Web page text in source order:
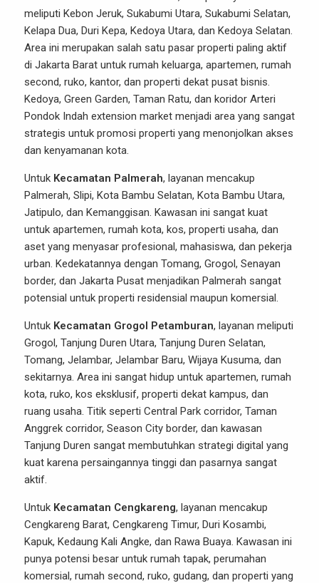
meliputi Kebon Jeruk, Sukabumi Utara, Sukabumi Selatan,
Kelapa Dua, Duri Kepa, Kedoya Utara, dan Kedoya Selatan.
Area ini merupakan salah satu pasar properti paling aktif
di Jakarta Barat untuk rumah keluarga, apartemen, rumah
second, ruko, kantor, dan properti dekat pusat bisnis.
Kedoya, Green Garden, Taman Ratu, dan koridor Arteri
Pondok Indah extension market menjadi area yang sangat
strategis untuk promosi properti yang menonjolkan akses
dan kenyamanan kota.
Untuk Kecamatan Palmerah, layanan mencakup
Palmerah, Slipi, Kota Bambu Selatan, Kota Bambu Utara,
Jatipulo, dan Kemanggisan. Kawasan ini sangat kuat
untuk apartemen, rumah kota, kos, properti usaha, dan
aset yang menyasar profesional, mahasiswa, dan pekerja
urban. Kedekatannya dengan Tomang, Grogol, Senayan
border, dan Jakarta Pusat menjadikan Palmerah sangat
potensial untuk properti residensial maupun komersial.
Untuk Kecamatan Grogol Petamburan, layanan meliputi
Grogol, Tanjung Duren Utara, Tanjung Duren Selatan,
Tomang, Jelambar, Jelambar Baru, Wijaya Kusuma, dan
sekitarnya. Area ini sangat hidup untuk apartemen, rumah
kota, ruko, kos eksklusif, properti dekat kampus, dan
ruang usaha. Titik seperti Central Park corridor, Taman
Anggrek corridor, Season City border, dan kawasan
Tanjung Duren sangat membutuhkan strategi digital yang
kuat karena persaingannya tinggi dan pasarnya sangat
aktif.
Untuk Kecamatan Cengkareng, layanan mencakup
Cengkareng Barat, Cengkareng Timur, Duri Kosambi,
Kapuk, Kedaung Kali Angke, dan Rawa Buaya. Kawasan ini
punya potensi besar untuk rumah tapak, perumahan
komersial, rumah second, ruko, gudang, dan properti yang